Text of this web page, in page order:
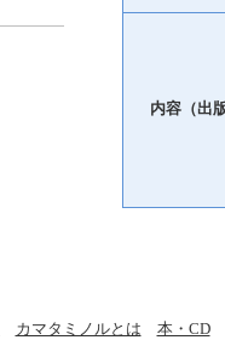
内容（出
カマタミノルとは 本・CD